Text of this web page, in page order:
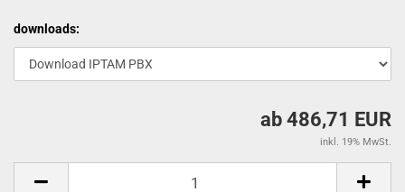
downloads:
ab 486,71 EUR
inkl. 19% MwSt.